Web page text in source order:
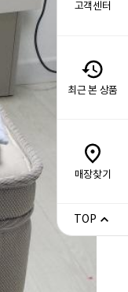
고객센터
최근 본 상품
매장찾기
TOP